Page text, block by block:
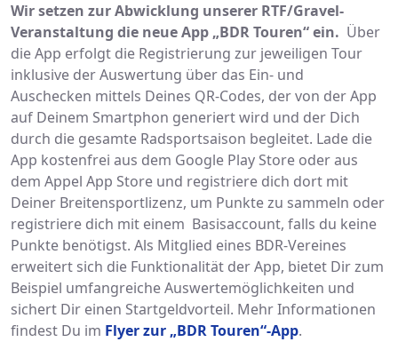
Wir setzen zur Abwicklung unserer RTF/Gravel-
Veranstaltung die neue App „BDR Touren“ ein. Über
die App erfolgt die Registrierung zur jeweiligen Tour
inklusive der Auswertung über das Ein- und
Auschecken mittels Deines QR-Codes, der von der App
auf Deinem Smartphon generiert wird und der Dich
durch die gesamte Radsportsaison begleitet. Lade die
App kostenfrei aus dem Google Play Store oder aus
dem Appel App Store und registriere dich dort mit
Deiner Breitensportlizenz, um Punkte zu sammeln oder
registriere dich mit einem Basisaccount, falls du keine
Punkte benötigst. Als Mitglied eines BDR-Vereines
erweitert sich die Funktionalität der App, bietet Dir zum
Beispiel umfangreiche Auswertemöglichkeiten und
sichert Dir einen Startgeldvorteil. Mehr Informationen
findest Du im Flyer zur „BDR Touren“-App.